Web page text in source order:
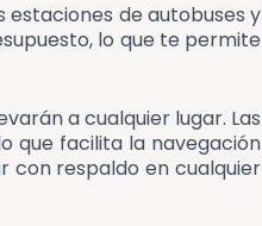
de autobuses y
lo que te permite
a cualquier lugar. Las
que facilita la navegación
con respaldo en cualquier